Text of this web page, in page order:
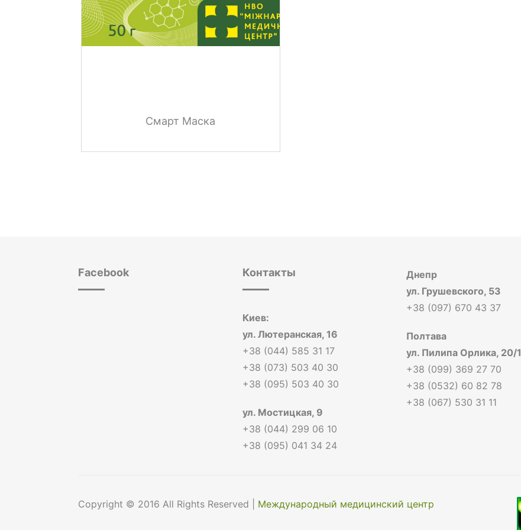
Смарт Маска
Facebook Контакты
Киев:
ул. Лютеранская, 16
+38 (044) 585 31 17
+38 (073) 503 40 30
+38 (095) 503 40 30
ул. Мостицкая, 9
+38 (044) 299 06 10
+38 (095) 041 34 24
Днепр
ул. Грушевского, 53
+38 (097) 670 43 37
Полтава
ул. Пилипа Орлика, 20/1
+38 (099) 369 27 70
+38 (0532) 60 82 78
+38 (067) 530 31 11
Copyright © 2016 All Rights Reserved | Международный медицинский центр